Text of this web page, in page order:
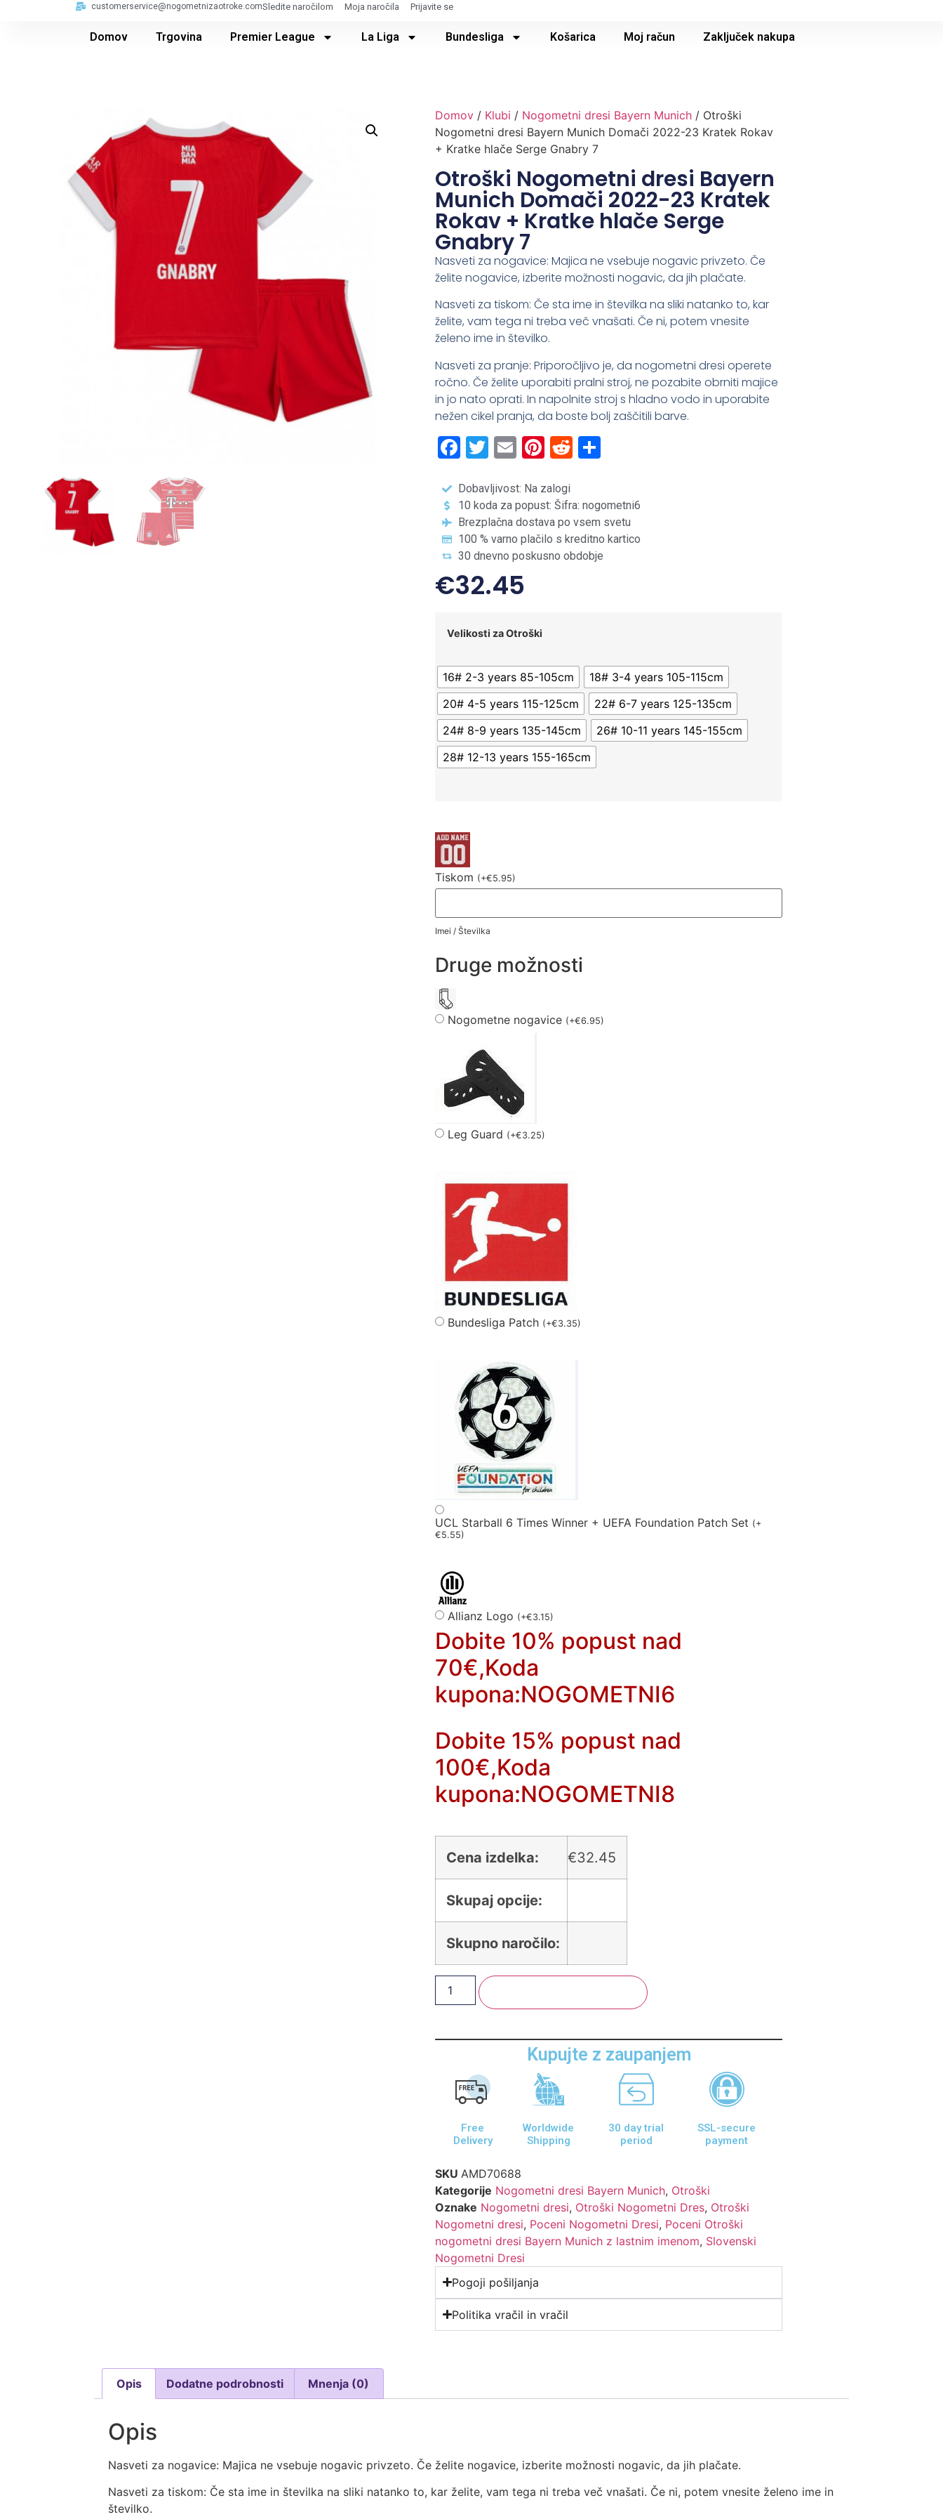
customerservice@nogometnizaotroke.comSledite naročilom Moja naročila Prijavite se
Domov Trgovina Premier League La Liga Bundesliga Košarica Moj račun Zaključek nakupa
Domov / Klubi / Nogometni dresi Bayern Munich / Otroški
Nogometni dresi Bayern Munich Domači 2022-23 Kratek Rokav
+ Kratke hlače Serge Gnabry 7
Otroški Nogometni dresi Bayern
Munich Domači 2022-23 Kratek
Rokav + Kratke hlače Serge
Gnabry 7
Nasveti za nogavice: Majica ne vsebuje nogavic privzeto. Če
želite nogavice, izberite možnosti nogavic, da jih plačate.
Nasveti za tiskom: Če sta ime in številka na sliki natanko to, kar
želite, vam tega ni treba več vnašati. Če ni, potem vnesite
želeno ime in številko.
Nasveti za pranje: Priporočljivo je, da nogometni dresi operete
ročno. Če želite uporabiti pralni stroj, ne pozabite obrniti majice
in jo nato oprati. In napolnite stroj s hladno vodo in uporabite
nežen cikel pranja, da boste bolj zaščitili barve.
Facebook
Twitter
EmailPinterest
Reddit
Dobavljivost: Na zalogi
10 koda za popust: Šifra: nogometni6
Brezplačna dostava po vsem svetu
100 % varno plačilo s kreditno kartico
30 dnevno poskusno obdobje
€32.45
Velikosti za Otroški
16# 2-3 years 85-105cm
18# 3-4 years 105-115cm
20# 4-5 years 115-125cm
22# 6-7 years 125-135cm
24# 8-9 years 135-145cm
26# 10-11 years 145-155cm
28# 12-13 years 155-165cm
Tiskom (+€5.95)
Imei / Številka
Druge možnosti
Nogometne nogavice (+€6.95)
Leg Guard (+€3.25)
Bundesliga Patch (+€3.35)
UCL Starball 6 Times Winner + UEFA Foundation Patch Set (+
€5.55)
Allianz Logo (+€3.15)
Dobite 10% popust nad
70€,Koda
kupona:NOGOMETNI6
Dobite 15% popust nad
100€,Koda
kupona:NOGOMETNI8
Cena izdelka: €32.45
Skupaj opcije:
Skupno naročilo:
Kupujte z zaupanjem
Free
Delivery
Worldwide
Shipping
30 day trial
period
SSL-secure
payment
SKU AMD70688
Kategorije Nogometni dresi Bayern Munich, Otroški
Oznake Nogometni dresi, Otroški Nogometni Dres, Otroški
Nogometni dresi, Poceni Nogometni Dresi, Poceni Otroški
nogometni dresi Bayern Munich z lastnim imenom, Slovenski
Nogometni Dresi
Pogoji pošiljanja
Politika vračil in vračil
Opis Dodatne podrobnosti Mnenja (0)
Opis
Nasveti za nogavice: Majica ne vsebuje nogavic privzeto. Če želite nogavice, izberite možnosti nogavic, da jih plačate.
Nasveti za tiskom: Če sta ime in številka na sliki natanko to, kar želite, vam tega ni treba več vnašati. Če ni, potem vnesite želeno ime in
številko.